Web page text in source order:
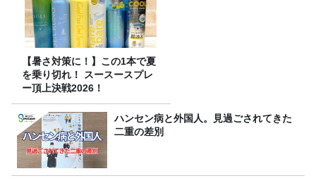
【暑さ対策に！】この1本で夏
を乗り切れ！ スースースプレ
ー頂上決戦2026！
ハンセン病と外国人。見過ごされてきた
二重の差別